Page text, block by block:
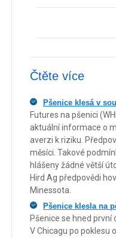
Čtěte více
Pšenice klesá v
Futures na pšenici
aktuální informace o
averzi k riziku.
měsíci. Takové
hlášeny žádné větší
Hird Ag předpovědi
Minessota.
Pšenice klesla na
Pšenice se hned
V Chicagu po poklesu o